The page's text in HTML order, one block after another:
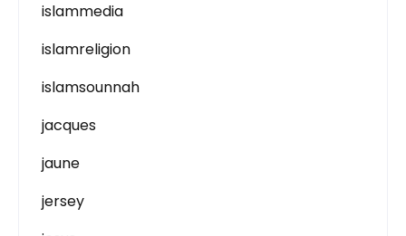
islammedia
islamreligion
islamsounnah
jacques
jaune
jersey